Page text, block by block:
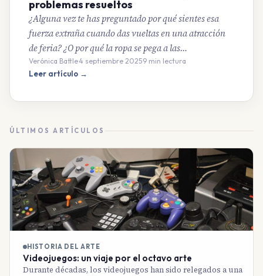
problemas resueltos
¿Alguna vez te has preguntado por qué sientes esa
fuerza extraña cuando das vueltas en una atracción
de feria? ¿O por qué la ropa se pega a las…
Verónica Battle·4 septiembre 2025·9 min lectura
Leer artículo →
ÚLTIMOS ARTÍCULOS
HISTORIA DEL ARTE
Videojuegos: un viaje por el octavo arte
Durante décadas, los videojuegos han sido relegados a una